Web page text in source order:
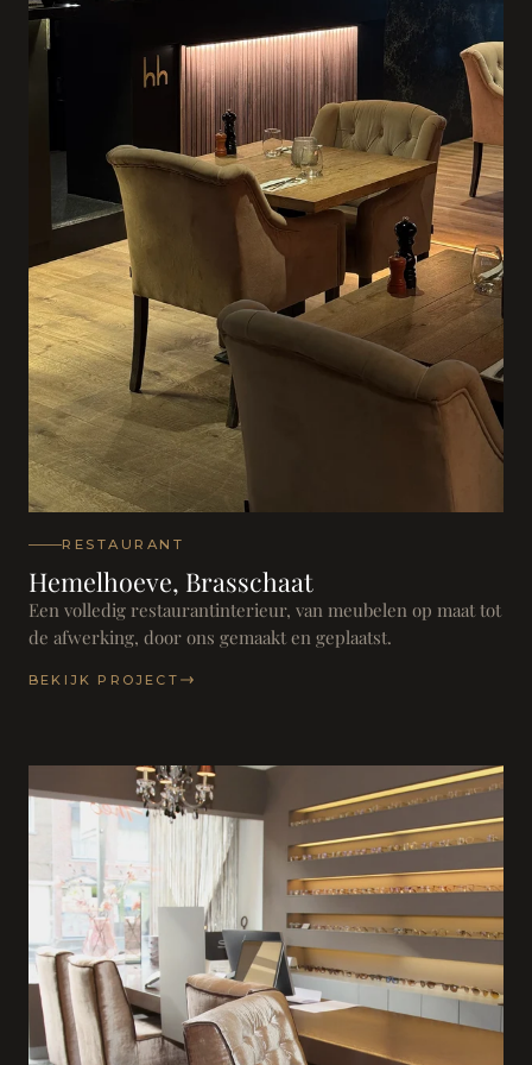
RESTAURANT
Hemelhoeve, Brasschaat
Een volledig restaurantinterieur, van meubelen op maat tot
de afwerking, door ons gemaakt en geplaatst.
BEKIJK PROJECT